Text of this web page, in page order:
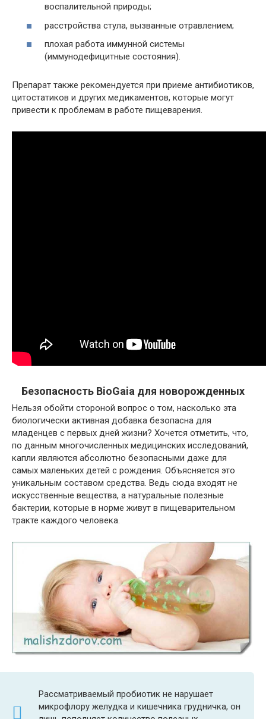
воспалительной природы;
расстройства стула, вызванные отравлением;
плохая работа иммунной системы
(иммунодефицитные состояния).
Препарат также рекомендуется при приеме антибиотиков,
цитостатиков и других медикаментов, которые могут
привести к проблемам в работе пищеварения.
Безопасность BioGaia для новорожденных
Нельзя обойти стороной вопрос о том, насколько эта
биологически активная добавка безопасна для
младенцев с первых дней жизни? Хочется отметить, что,
по данным многочисленных медицинских исследований,
капли являются абсолютно безопасными даже для
самых маленьких детей с рождения. Объясняется это
уникальным составом средства. Ведь сюда входят не
искусственные вещества, а натуральные полезные
бактерии, которые в норме живут в пищеварительном
тракте каждого человека.
Рассматриваемый пробиотик не нарушает
микрофлору желудка и кишечника грудничка, он